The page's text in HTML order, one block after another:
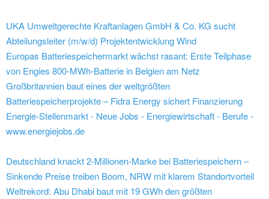
UKA Umweltgerechte Kraftanlagen GmbH & Co. KG sucht
Abteilungsleiter (m/w/d) Projektentwicklung Wind
Europas Batteriespeichermarkt wächst rasant: Erste Teilphase
von Engies 800-MWh-Batterie in Belgien am Netz
Großbritannien baut eines der weltgrößten
Batteriespeicherprojekte – Fidra Energy sichert Finanzierung
Energie-Stellenmarkt - Neue Jobs - Energiewirtschaft - Berufe -
www.energiejobs.de
Deutschland knackt 2-Millionen-Marke bei Batteriespeichern –
Sinkende Preise treiben Boom, NRW mit klarem Standortvorteil
Weltrekord: Abu Dhabi baut mit 19 GWh den größten